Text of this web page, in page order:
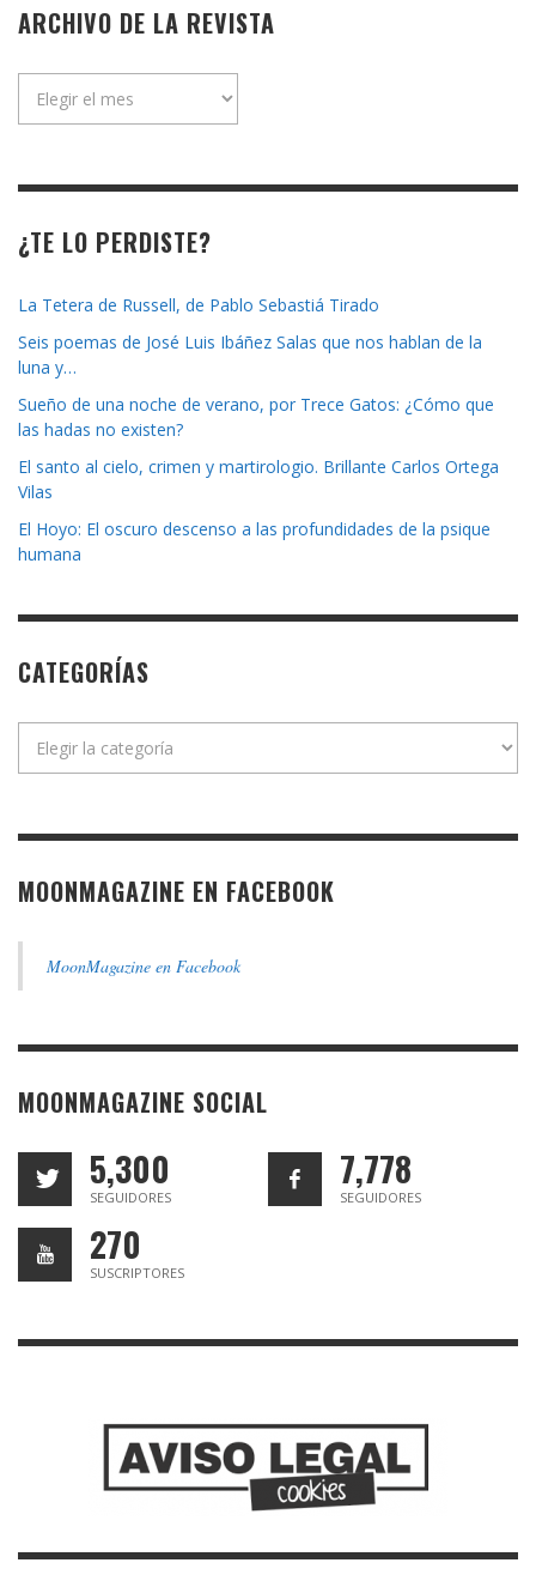
ARCHIVO DE LA REVISTA
¿TE LO PERDISTE?
La Tetera de Russell, de Pablo Sebastiá Tirado
Seis poemas de José Luis Ibáñez Salas que nos hablan de la
luna y…
Sueño de una noche de verano, por Trece Gatos: ¿Cómo que
las hadas no existen?
El santo al cielo, crimen y martirologio. Brillante Carlos Ortega
Vilas
El Hoyo: El oscuro descenso a las profundidades de la psique
humana
CATEGORÍAS
MOONMAGAZINE EN FACEBOOK
MoonMagazine en Facebook
MOONMAGAZINE SOCIAL
5,300
SEGUIDORES
7,778
SEGUIDORES
270
SUSCRIPTORES